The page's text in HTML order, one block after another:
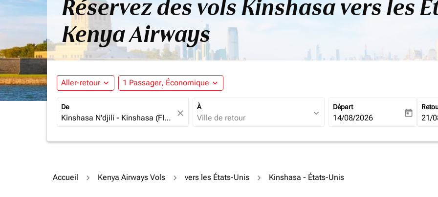
Réservez des vols Kinshasa vers les
Kenya Airways
Aller-retour expand_more 1 Passager, Économique expand_more
De
close
À
expand_more
Départ
fc-booking-departure-date-
14/08/2026 today fc-
21/
Accueil Kenya Airways Vols vers les États-Unis Kinshasa - États-Unis